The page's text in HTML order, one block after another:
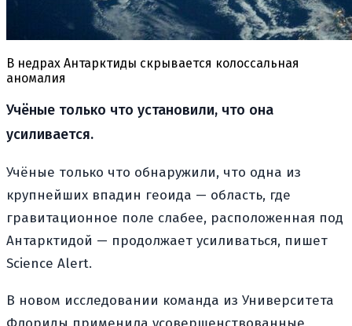
В недрах Антарктиды скрывается колоссальная
аномалия
Учёные только что установили, что она
усиливается.
Учёные только что обнаружили, что одна из
крупнейших впадин геоида — область, где
гравитационное поле слабее, расположенная под
Антарктидой — продолжает усиливаться, пишет
Science Alert.
В новом исследовании команда из Университета